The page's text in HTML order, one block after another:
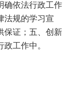
确依法行政工作
法规的学习宣
保证；五、创新
工作中。